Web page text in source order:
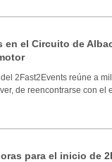
en el Circuito de
2Fast2Events reúne a
de reencontrarse con el
para el inicio de